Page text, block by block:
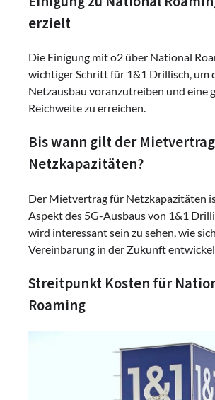
erzielt
Die Einigung mit o2 über National
wichtiger Schritt für 1&1 Drillisch, um
Netzausbau voranzutreiben und eine
Reichweite zu erreichen.
Bis wann gilt der
Netzkapazitäten?
Der Mietvertrag für Netzkapazitäten
Aspekt des 5G-Ausbaus von 1&1
wird interessant sein zu sehen, wie
Vereinbarung in der Zukunft
Streitpunkt Kosten für
Roaming